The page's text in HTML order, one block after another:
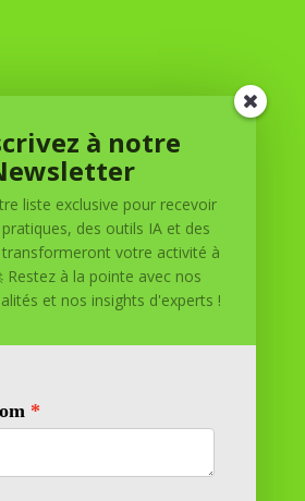
est votre partenaire de confiance
depuis le confort de votre
des solutions personnalisées pour
à notre
liste exclusive pour recevoir
des outils IA et des
votre activité à
Restez à la pointe avec nos
et nos insights d'experts !